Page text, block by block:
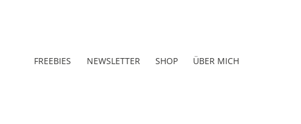
FREEBIES NEWSLETTER SHOP ÜBER MICH